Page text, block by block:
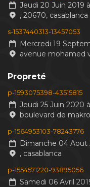
Jeudi 20 Juin 2019
, 20670, casablanca
s-1537440313-13457053
Mercredi 19
avenue mohamed
Propreté
p-1593075398-43515815
Jeudi 25 Juin 2020
boulevard de
p-1564953103-78243776
Dimanche 04 Aout
, casablanca
p-1554571220-93895056
Samedi 06 Avril